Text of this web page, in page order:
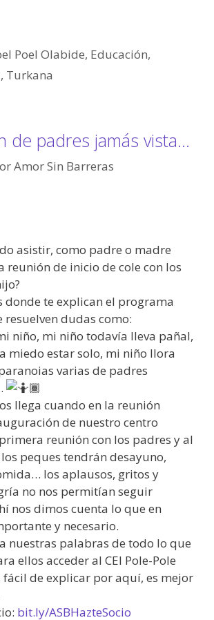
Poel Olabide, Educación,
, Turkana
de padres jamás vista…
Amor Sin Barreras
asistir, como padre o madre
reunión de inicio de cole con los
donde te explican el programa
resuelven dudas como:
niño, mi niño todavía lleva pañal,
miedo estar solo, mi niño llora
varias de padres
llega cuando en la reunión
de nuestro centro
reunión con los padres y al
peques tendrán desayuno,
los aplausos, gritos y
no nos permitían seguir
nos dimos cuenta lo que en
y necesario.
nuestras palabras de todo lo que
ellos acceder al CEI Pole-Pole
fácil de explicar por aquí, es mejor
bit.ly/ASBHazteSocio